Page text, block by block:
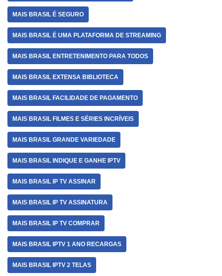
MAIS BRASIL É SEGURO
MAIS BRASIL É UMA PLATAFORMA DE STREAMING
MAIS BRASIL ENTRETENIMENTO PARA TODOS
MAIS BRASIL EXTENSA BIBLIOTECA
MAIS BRASIL FACILIDADE DE PAGAMENTO
MAIS BRASIL FILMES E SÉRIES INCRÍVEIS
MAIS BRASIL GRANDE VARIEDADE
MAIS BRASIL INDIQUE E GANHE IPTV
MAIS BRASIL IP TV ASSINAR
MAIS BRASIL IP TV ASSINATURA
MAIS BRASIL IP TV COMPRAR
MAIS BRASIL IPTV 1 ANO RECARGAS
MAIS BRASIL IPTV 2 TELAS